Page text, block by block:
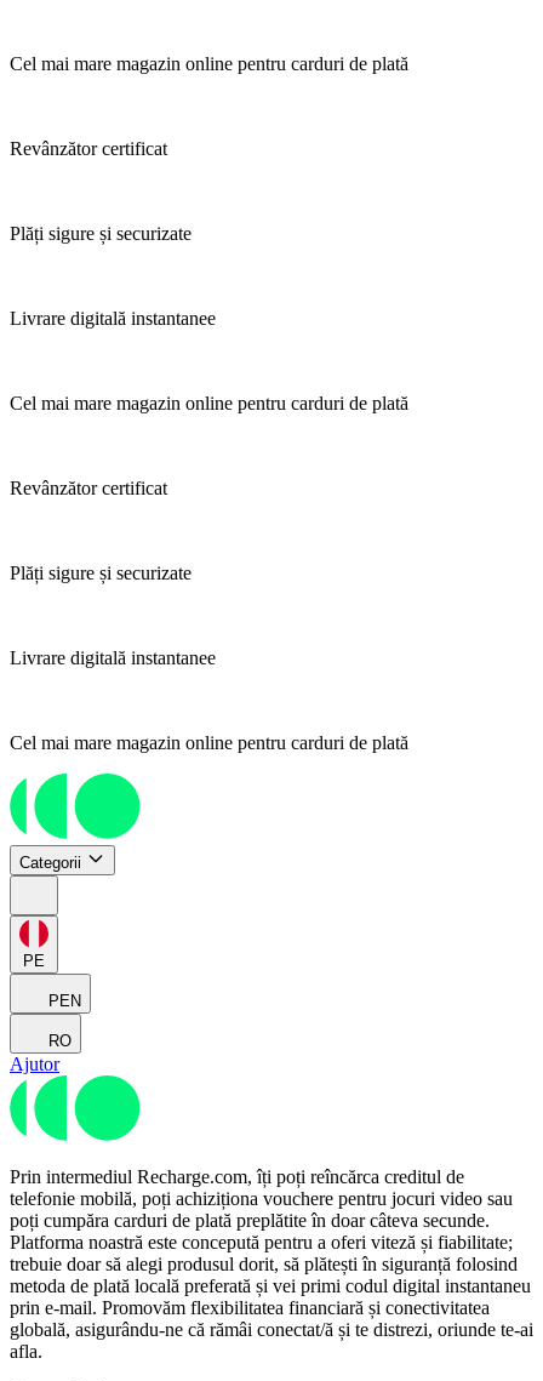
Cel mai mare magazin online pentru carduri de plată
Revânzător certificat
Plăți sigure și securizate
Livrare digitală instantanee
Cel mai mare magazin online pentru carduri de plată
Revânzător certificat
Plăți sigure și securizate
Livrare digitală instantanee
Cel mai mare magazin online pentru carduri de plată
Categorii
PE
PEN
RO
Ajutor
Prin intermediul Recharge.com, îți poți reîncărca creditul de
telefonie mobilă, poți achiziționa vouchere pentru jocuri video sau
poți cumpăra carduri de plată preplătite în doar câteva secunde.
Platforma noastră este concepută pentru a oferi viteză și fiabilitate;
trebuie doar să alegi produsul dorit, să plătești în siguranță folosind
metoda de plată locală preferată și vei primi codul digital instantaneu
prin e-mail. Promovăm flexibilitatea financiară și conectivitatea
globală, asigurându-ne că rămâi conectat/ă și te distrezi, oriunde te-ai
afla.